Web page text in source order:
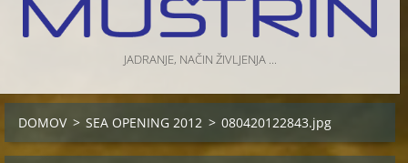
JADRANJE, NAČIN ŽIVLJENJA ...
DOMOV > SEA OPENING 2012 > 080420122843.jpg